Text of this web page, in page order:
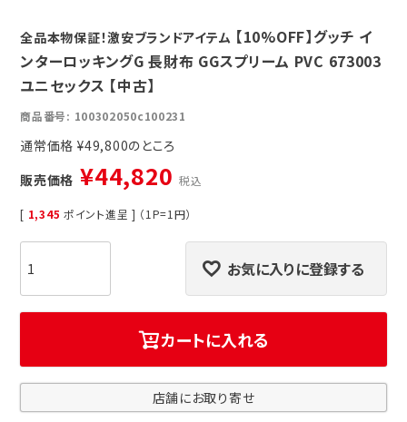
全品本物保証！激安ブランドアイテム 【10%OFF】グッチ イ
ンターロッキングG 長財布 GGスプリーム PVC 673003
ユニセックス 【中古】
商品番号 100302050c100231
通常価格 ¥49,800
販売価格 ¥44,820 税込
[ 1,345 ポイント進呈 ] （1P=1円）
お気に入りに登録する
カートに入れる
店舗にお取り寄せ